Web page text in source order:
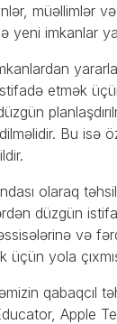
müəllimlər
yeni imkanlar
etmək
Bu isə
olaraq
düzgün
və
yola
qabaqcıl
Apple